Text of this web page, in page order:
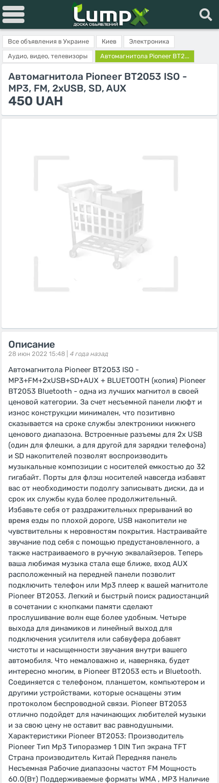
Все объявления в Украине Киев
Электроника
Аудио, видео, телевизоры
Автомагнитола Pioneer BT2...
Автомагнитола Pioneer BT2053 ISO -
MP3, FM, 2xUSB, SD, AUX
450 UAH
Описание
28 июн 2022 15:48 | 4 года назад
Автомагнитола Pioneer BT2053 ISO -
MP3+FM+2xUSB+SD+AUX + BLUETOOTH (копия) Pioneer
BT2053 Bluetooth - одна из лучших магнитол в своей
ценовой категории. За счет несъемной панели люфт и
износ конструкции минимален, что позитивно
сказывается на сроке службы электроники нижнего
ценового диапазона. Встроенные разъемы для 2х USB
(один для флешки, а для другой для зарядки телефона)
и SD накопителей позволят воспроизводить
музыкальные композиции с носителей емкостью до 32
гигабайт. Порты для флэш носителей навсегда избавят
вас от необходимости подолгу записывать диски, да и
срок их службы куда более продолжительный.
Избавьте себя от раздражительных прерываний во
время езды по плохой дороге, USB накопители не
чувствительны к неровностям покрытия. Настраивайте
звучание под себя с помощью предустановленного, а
также настраиваемого в ручную эквалайзеров. Теперь
ваша любимая музыка стала еще ближе, вход AUX
расположенный на передней панели позволит
подключить телефон или Mp3 плеер к вашей магнитоле
Pioneer BT2053. Легкий и быстрый поиск радиостанций
в сочетании с кнопками памяти сделают
прослушивание волн еще более удобным. Четыре
выхода для динамиков и линейный выход для
подключения усилителя или сабвуфера добавят
чистоты и насыщенности звучания внутри вашего
автомобиля. Что немаловажно и, наверняка, будет
интересно многим, в Pioneer BT2053 есть и Bluetooth.
Соединяется с телефоном, планшетом, компьютером и
другими устройствами, которые оснащены этим
протоколом беспроводной связи. Pioneer BT2053
отлично подойдет для начинающих любителей музыки
и за свою цену не оставит вас равнодушными.
Характеристики Pioneer BT2053: Производитель
Pioneer Тип Mp3 Типоразмер 1 DIN Тип экрана TFT
Страна производитель Китай Передняя панель
Несъемная Рабочие диапазоны частот FM Мощность
60.0(Вт) Поддерживаемые форматы WMA , MP3 Наличие